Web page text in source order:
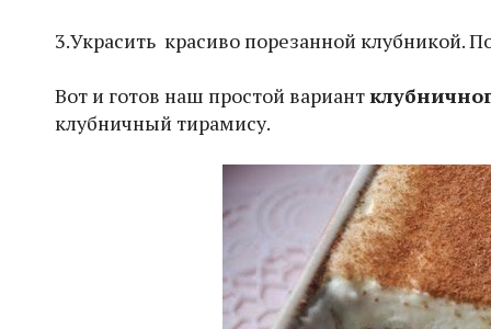
3.Украсить красиво порезанной клубникой.
Вот и готов наш простой вариант
клубничный тирамису.